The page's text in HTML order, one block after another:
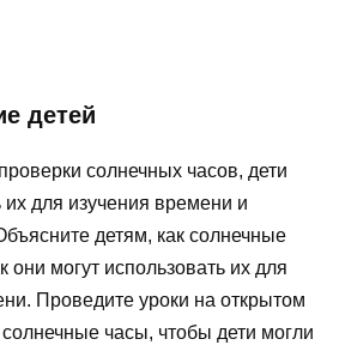
детей
солнечных часов, дети
их для изучения времени и
детям, как солнечные
они могут использовать их для
Проведите уроки на открытом
солнечные часы, чтобы дети могли